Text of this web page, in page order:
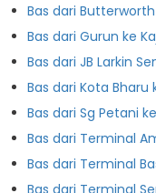
Bas dari
Bas dari Gurun ke
Bas dari JB Larkin
Bas dari Kota Bharu
Bas dari Sg Petani
Bas dari Terminal
Bas dari Terminal